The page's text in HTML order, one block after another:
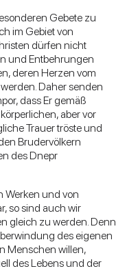
Gebete zu
im Gebiet von
dürfen nicht
und Entbehrungen
deren Herzen vom
Daher senden
dass Er gemäß
aber vor
Trauer tröste und
Brudervölkern
des Dnepr
Werken und von
so sind auch wir
gleich zu werden. Denn
des eigenen
Menschen willen,
des Lebens und der